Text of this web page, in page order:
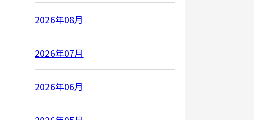
2026年08月
2026年07月
2026年06月